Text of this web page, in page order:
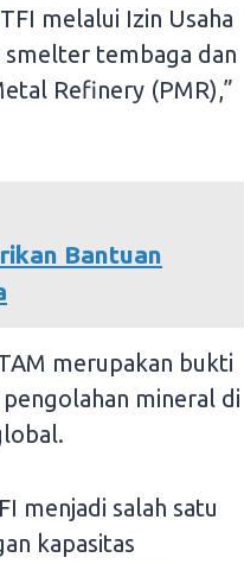
melalui Izin Usaha
smelter tembaga dan
Refinery (PMR),”
Bantuan
merupakan bukti
mineral di
menjadi salah satu
kapasitas